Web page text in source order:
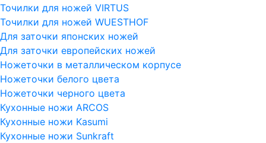
Точилки для ножей VIRTUS
Точилки для ножей WUESTHOF
Для заточки японских ножей
Для заточки европейских ножей
Ножеточки в металлическом корпусе
Ножеточки белого цвета
Ножеточки черного цвета
Кухонные ножи ARCOS
Кухонные ножи Kasumi
Кухонные ножи Sunkraft